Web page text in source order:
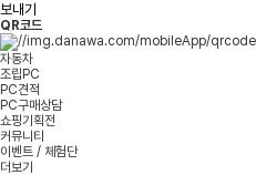
U
:
다
나
와
가
격
비
교
스
목
록
보내기
QR코드
다
나
와
앱
서
비
스
목
자동차
조립PC
PC견적
PC구매상담
쇼핑기획전
커뮤니티
이벤트 / 체험단
서
더보기